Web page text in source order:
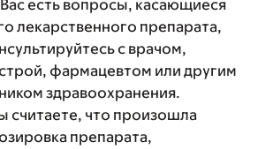
Вас есть вопросы, касающиеся
лекарственного препарата,
с врачом,
фармацевтом или другим
здравоохранения.
считаете, что произошла
препарата,